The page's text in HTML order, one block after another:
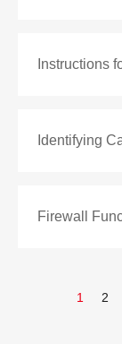
Instructions
Identifying
Firewall
1 2